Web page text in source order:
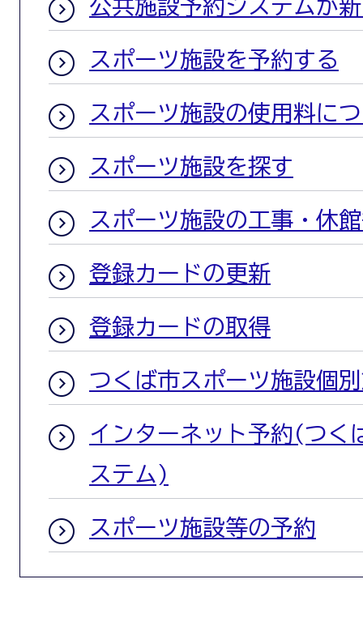
公共施設予約システムが
スポーツ施設を予約する
スポーツ施設の使用料に
スポーツ施設を探す
スポーツ施設の工事・休
登録カードの更新
登録カードの取得
つくば市スポーツ施設個
インターネット予約(つく
ステム)
スポーツ施設等の予約